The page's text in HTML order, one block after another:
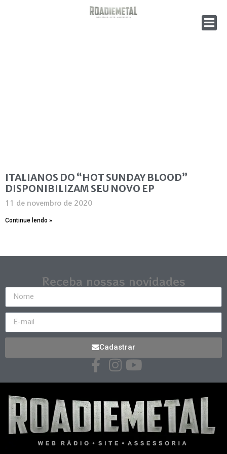
ITALIANOS DO “HOT SUNDAY BLOOD”
DISPONIBILIZAM SEU NOVO EP
11 de novembro de 2020
Continue lendo »
Receba nossas novidades
Cadastrar